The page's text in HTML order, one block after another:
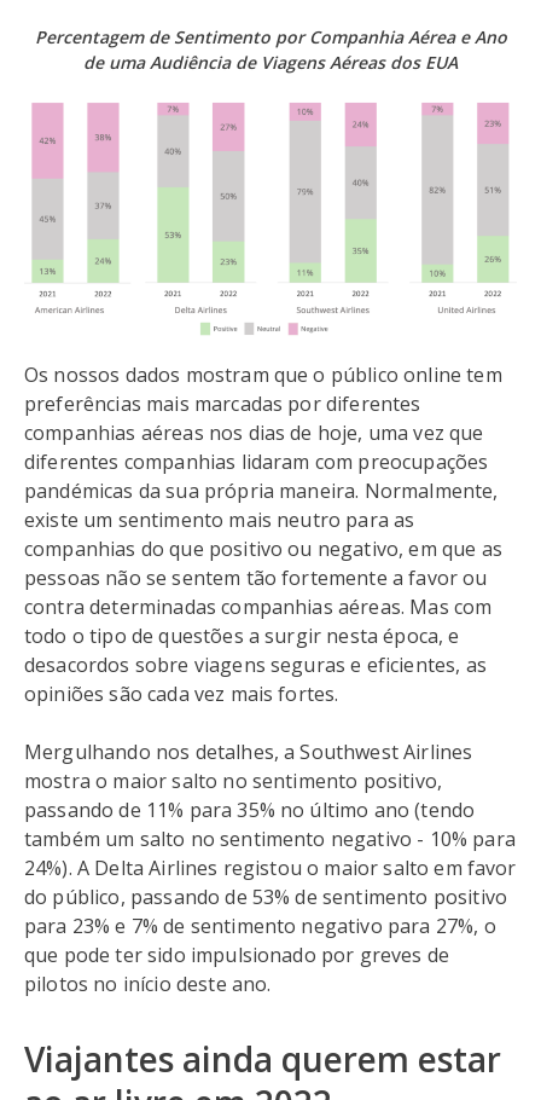
Percentagem de Sentimento por Companhia Aérea e Ano
de uma Audiência de Viagens Aéreas dos EUA
Os nossos dados mostram que o público online tem
preferências mais marcadas por diferentes
companhias aéreas nos dias de hoje, uma vez que
diferentes companhias lidaram com preocupações
pandémicas da sua própria maneira. Normalmente,
existe um sentimento mais neutro para as
companhias do que positivo ou negativo, em que as
pessoas não se sentem tão fortemente a favor ou
contra determinadas companhias aéreas. Mas com
todo o tipo de questões a surgir nesta época, e
desacordos sobre viagens seguras e eficientes, as
opiniões são cada vez mais fortes.
Mergulhando nos detalhes, a Southwest Airlines
mostra o maior salto no sentimento positivo,
passando de 11% para 35% no último ano (tendo
também um salto no sentimento negativo - 10% para
24%). A Delta Airlines registou o maior salto em favor
do público, passando de 53% de sentimento positivo
para 23% e 7% de sentimento negativo para 27%, o
que pode ter sido impulsionado por greves de
pilotos no início deste ano.
Viajantes ainda querem estar